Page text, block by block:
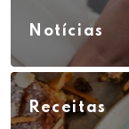
Notícias
Receitas